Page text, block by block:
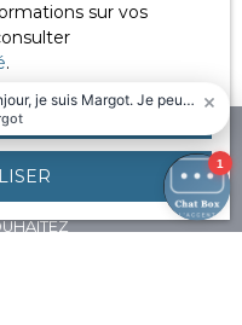
sur vos
.
TOUT REFUSER